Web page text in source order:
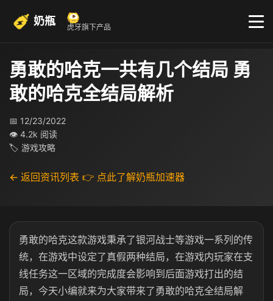
奶瓶 虎牙旗下产品
勇敢的哈克一共有几个结局 勇
敢的哈克全结局解析
📅 12/23/2022
👁 4.2k 阅读
🏷 游戏攻略
← 返回资讯列表 👉 点此了解奶瓶加速器
勇敢的哈克这款游戏秉承了银河战士等游戏一系列的传
统，在游戏中设定了真假两种结局，在游戏内玩家在支
线任务这一区域的完成度会影响到后面游戏打出的结
局，今天小编就来为大家带来了勇敢的哈克全结局解